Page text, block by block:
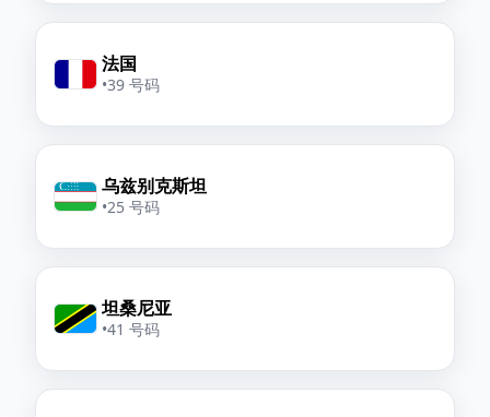
法国
•39 号码
乌兹别克斯坦
•25 号码
坦桑尼亚
•41 号码